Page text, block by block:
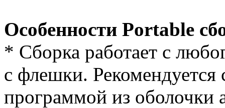
Особенности Portable
* Cборка работает с
с флешки. Рекомендуется
программой из оболочки